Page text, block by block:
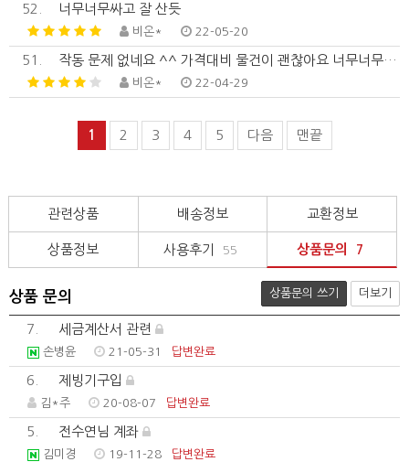
52. 너무너무싸고 잘 산듯
비온* 22-05-20
51. 작동 문제 없네요 ^^ 가격대비 물건이 괜찮아요 너무너무싸
비온* 22-04-29
1 2 3 4 5 다음 맨끝
관련상품 배송정보 교환정보
상품정보 사용후기 55 상품문의 7
상품 문의 상품문의 쓰기 더보기
7. 세금계산서 관련
손병윤 21-05-31 답변완료
6. 제빙기구입
김*주 20-08-07 답변완료
5. 전수연님 계좌
김미경 19-11-28 답변완료